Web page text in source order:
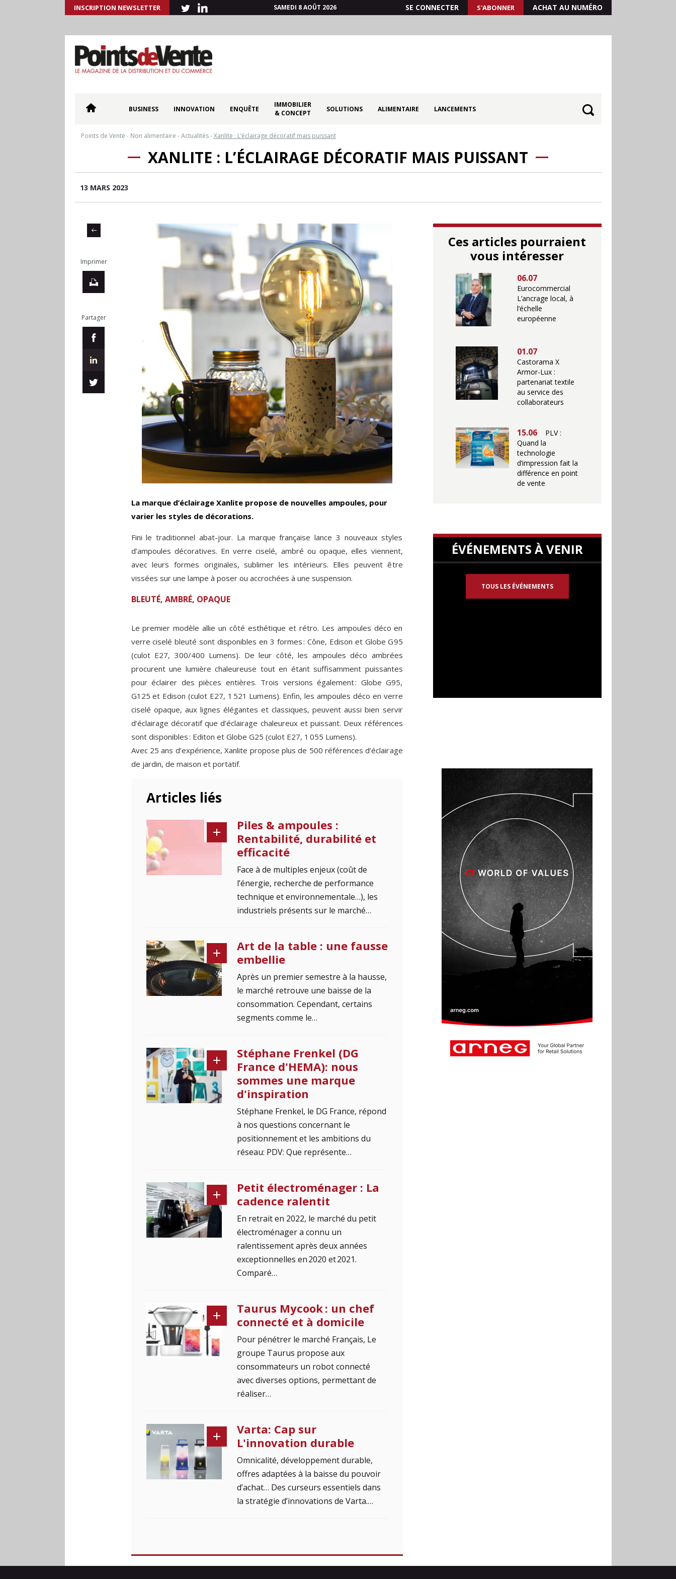
INSCRIPTION NEWSLETTER SAMEDI 8 AOÛT 2026 SE CONNECTER S'ABONNER ACHAT AU NUMÉRO
BUSINESS INNOVATION ENQUÊTE
IMMOBILIER
& CONCEPT
SOLUTIONS ALIMENTAIRE LANCEMENTS
Points de Vente - Non alimentaire -Actualités-Xanlite : L’éclairage décoratif mais puissant
XANLITE : L’ÉCLAIRAGE DÉCORATIF MAIS PUISSANT
13 MARS 2023
Imprimer
Partager
La marque d’éclairage Xanlite propose de nouvelles ampoules, pour
varier les styles de décorations.
Fini le traditionnel abat-jour. La marque française lance 3 nouveaux styles
d’ampoules décoratives. En verre ciselé, ambré ou opaque, elles viennent,
avec leurs formes originales, sublimer les intérieurs. Elles peuvent être
vissées sur une lampe à poser ou accrochées à une suspension.
BLEUTÉ, AMBRÉ, OPAQUE
Le premier modèle allie un côté esthétique et rétro. Les ampoules déco en
verre ciselé bleuté sont disponibles en 3 formes : Cône, Edison et Globe G95
(culot E27, 300/400 Lumens). De leur côté, les ampoules déco ambrées
procurent une lumière chaleureuse tout en étant suffisamment puissantes
pour éclairer des pièces entières. Trois versions également : Globe G95,
G125 et Edison (culot E27, 1 521 Lumens). Enfin, les ampoules déco en verre
ciselé opaque, aux lignes élégantes et classiques, peuvent aussi bien servir
d’éclairage décoratif que d’éclairage chaleureux et puissant. Deux références
sont disponibles : Editon et Globe G25 (culot E27, 1 055 Lumens).
Avec 25 ans d’expérience, Xanlite propose plus de 500 références d’éclairage
de jardin, de maison et portatif.
Articles liés
Piles & ampoules :
Rentabilité, durabilité et
efficacité
Face à de multiples enjeux (coût de
l’énergie, recherche de performance
technique et environnementale…), les
industriels présents sur le marché…
Art de la table : une fausse
embellie
Après un premier semestre à la hausse,
le marché retrouve une baisse de la
consommation. Cependant, certains
segments comme le…
Stéphane Frenkel (DG
France d'HEMA): nous
sommes une marque
d'inspiration
Stéphane Frenkel, le DG France, répond
à nos questions concernant le
positionnement et les ambitions du
réseau: PDV: Que représente…
Petit électroménager : La
cadence ralentit
En retrait en 2022, le marché du petit
électroménager a connu un
ralentissement après deux années
exceptionnelles en 2020 et 2021.
Comparé…
Taurus Mycook : un chef
connecté et à domicile
Pour pénétrer le marché Français, Le
groupe Taurus propose aux
consommateurs un robot connecté
avec diverses options, permettant de
réaliser…
Varta: Cap sur
L'innovation durable
Omnicalité, développement durable,
offres adaptées à la baisse du pouvoir
d’achat… Des curseurs essentiels dans
la stratégie d’innovations de Varta.…
Ces articles pourraient
vous intéresser
06.07
Eurocommercial
L’ancrage local, à
l’échelle
européenne
01.07
Castorama X
Armor-Lux :
partenariat textile
au service des
collaborateurs
15.06
PLV :
Quand la
technologie
d’impression fait la
différence en point
de vente
ÉVÉNEMENTS À VENIR
TOUS LES ÉVÉNEMENTS